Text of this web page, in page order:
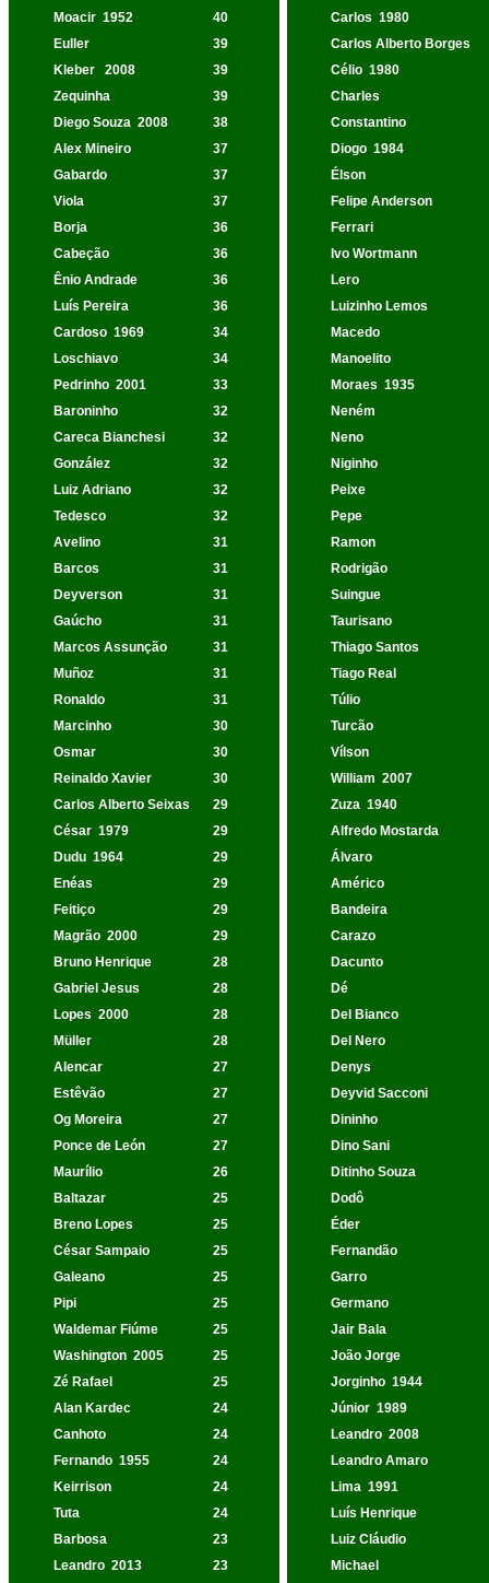
Moacir 1952 40 Carlos 1980
Euller
39
Carlos Alberto Borges
Kleber
2008 39 Célio 1980
Zequinha
39
Charles
Diego Souza 2008 38
Constantino
Alex Mineiro
37 Diogo 1984
Gabardo
37
Élson
Viola
37
Felipe Anderson
Borja
36
Ferrari
Cabeção
36
Ivo Wortmann
Ênio Andrade
36
Lero
Luís Pereira
36
Luizinho Lemos
Cardoso 1969 34
Macedo
Loschiavo
34
Manoelito
Pedrinho 2001 33 Moraes 1935
Baroninho
32
Neném
Careca Bianchesi
32
Neno
González
32
Niginho
Luiz Adriano
32
Peixe
Tedesco
32
Pepe
Avelino
31
Ramon
Barcos
31
Rodrigão
Deyverson
31
Suingue
Gaúcho
31
Taurisano
Marcos Assunção
31
Thiago Santos
Muñoz
31
Tiago Real
Ronaldo
31
Túlio
Marcinho
30
Turcão
Osmar
30
Vílson
Reinaldo Xavier
30 William 2007
Carlos Alberto Seixas
29 Zuza 1940
César 1979 29
Alfredo Mostarda
Dudu 1964 29
Álvaro
Enéas
29
Américo
Feitiço
29
Bandeira
Magrão 2000 29
Carazo
Bruno Henrique
28
Dacunto
Gabriel Jesus
28
Dé
Lopes 2000 28
Del Bianco
Müller
28
Del Nero
Alencar
27
Denys
Estêvão
27
Deyvid Sacconi
Og Moreira
27
Dininho
Ponce de León
27
Dino Sani
Maurílio
26
Ditinho Souza
Baltazar
25
Dodô
Breno Lopes
25
Éder
César Sampaio
25
Fernandão
Galeano
25
Garro
Pipi
25
Germano
Waldemar Fiúme
25
Jair Bala
Washington 2005 25
João Jorge
Zé Rafael
25 Jorginho 1944
Alan Kardec
24 Júnior 1989
Canhoto
24 Leandro 2008
Fernando 1955 24
Leandro Amaro
Keirrison
24 Lima 1991
Tuta
24
Luís Henrique
Barbosa
23
Luiz Cláudio
Leandro 2013 23 Michael